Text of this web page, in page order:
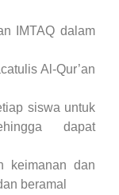
IMTAQ dalam
catulis Al-Qur’an
siswa untuk
dapat
keimanan dan
beramal